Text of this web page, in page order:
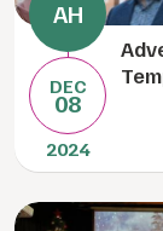
DEC
08
2024